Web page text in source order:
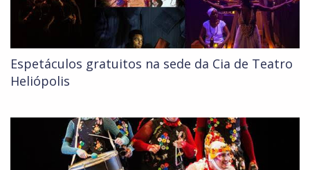
Espetáculos gratuitos na sede da Cia de Teatro
Heliópolis